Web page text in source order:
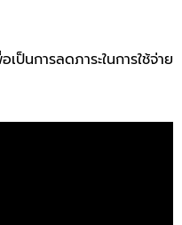
ป็นการลดภาระในการใช้จ่าย